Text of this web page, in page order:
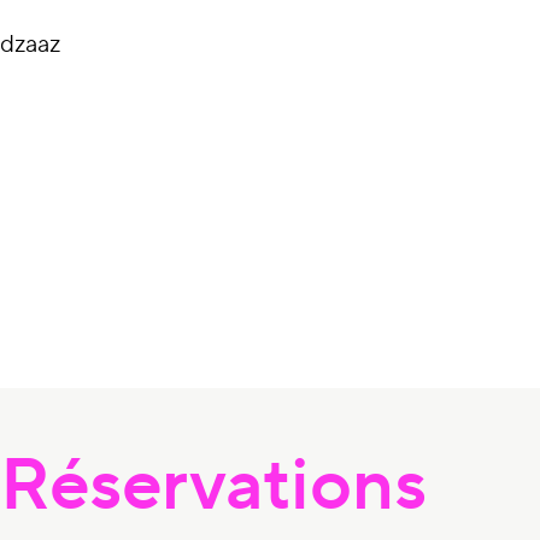
À propos du
dzaaz
Réservations